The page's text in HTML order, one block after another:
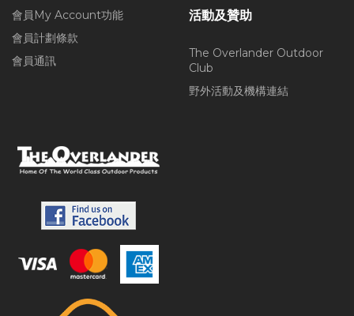
會員My Account功能
會員計劃條款
會員通訊
活動及贊助
The Overlander Outdoor
Club
野外活動及機構連結